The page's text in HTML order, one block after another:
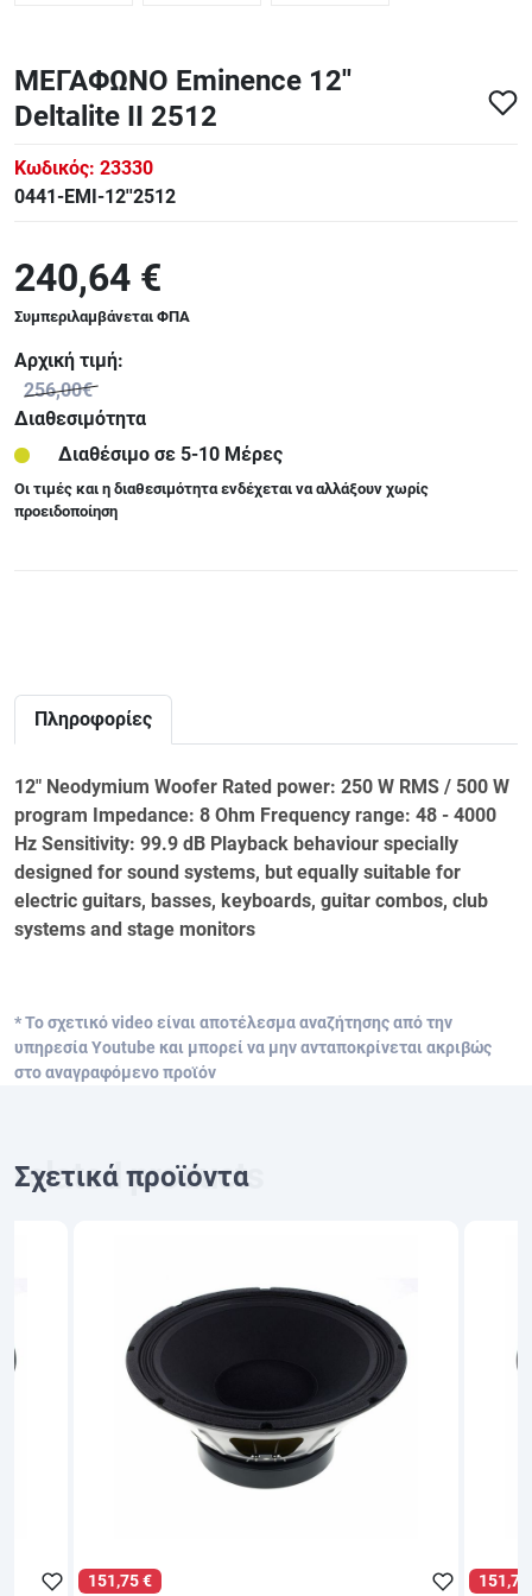
ΜΕΓΑΦΩΝΟ Eminence 12''
Deltalite II 2512
Κωδικός: 23330
0441-EMI-12''2512
240,64 €
Συμπεριλαμβάνεται ΦΠΑ
Αρχική τιμή:
256,00€
Διαθεσιμότητα
Διαθέσιμο σε 5-10 Μέρες
Οι τιμές και η διαθεσιμότητα ενδέχεται να αλλάξουν χωρίς
προειδοποίηση
Πληροφορίες
12" Neodymium Woofer Rated power: 250 W RMS / 500 W
program Impedance: 8 Ohm Frequency range: 48 - 4000
Hz Sensitivity: 99.9 dB Playback behaviour specially
designed for sound systems, but equally suitable for
electric guitars, basses, keyboards, guitar combos, club
systems and stage monitors
* Το σχετικό video είναι αποτέλεσμα αναζήτησης από την
υπηρεσία Youtube και μπορεί να μην ανταποκρίνεται ακριβώς
στο αναγραφόμενο προϊόν
Σχετικά προϊόντα
151,75 €